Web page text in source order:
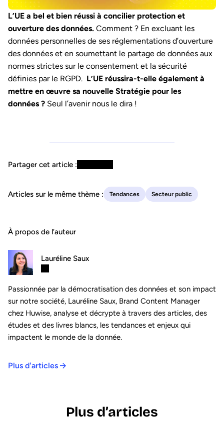
L’UE a bel et bien réussi à concilier protection et
ouverture des données. Comment ? En excluant les
données personnelles de ses réglementations d’ouverture
des données et en soumettant le partage de données aux
normes strictes sur le consentement et la sécurité
définies par le RGPD. L’UE réussira-t-elle également à
mettre en œuvre sa nouvelle Stratégie pour les
données ? Seul l’avenir nous le dira !
Partager cet article :
Articles sur le même thème : Tendances Secteur public
À propos de l’auteur
Lauréline Saux
Passionnée par la démocratisation des données et son impact
sur notre société, Lauréline Saux, Brand Content Manager
chez Huwise, analyse et décrypte à travers des articles, des
études et des livres blancs, les tendances et enjeux qui
impactent le monde de la donnée.
Plus d'articles
Plus d’articles